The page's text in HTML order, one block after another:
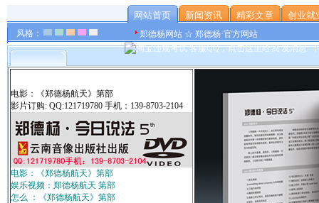
风格：
网站首页 新闻资讯 精彩文章 创业就
郑德杨网站 ☆ 郑德杨·官方网站
电影：《郑德杨航天》第部
影片订购: QQ:121719780 手机：139-8703-2104
电影：《郑德杨航天》第部
娱乐视频：郑德杨航天 第部
怎么 ：《郑德杨航天》第部